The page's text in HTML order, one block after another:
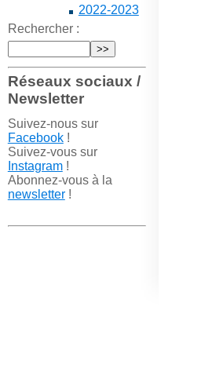
2022-2023
Rechercher :
Réseaux sociaux /
Newsletter
Suivez-nous sur
Facebook!
Suivez-vous sur
Instagram!
Abonnez-vous à la
newsletter!